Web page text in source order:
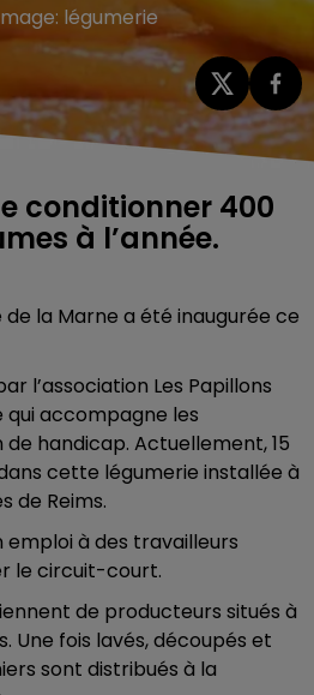
légumerie
conditionner 400
à l’année.
la Marne a été inaugurée ce
l’association Les Papillons
qui accompagne les
handicap. Actuellement, 15
cette légumerie installée à
de Reims.
emploi à des travailleurs
le circuit-court.
de producteurs situés à
Une fois lavés, découpés et
sont distribués à la